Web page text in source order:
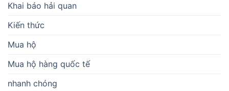
Khai báo hải quan
Kiến thức
Mua hộ
Mua hộ hàng quốc tế
nhanh chóng